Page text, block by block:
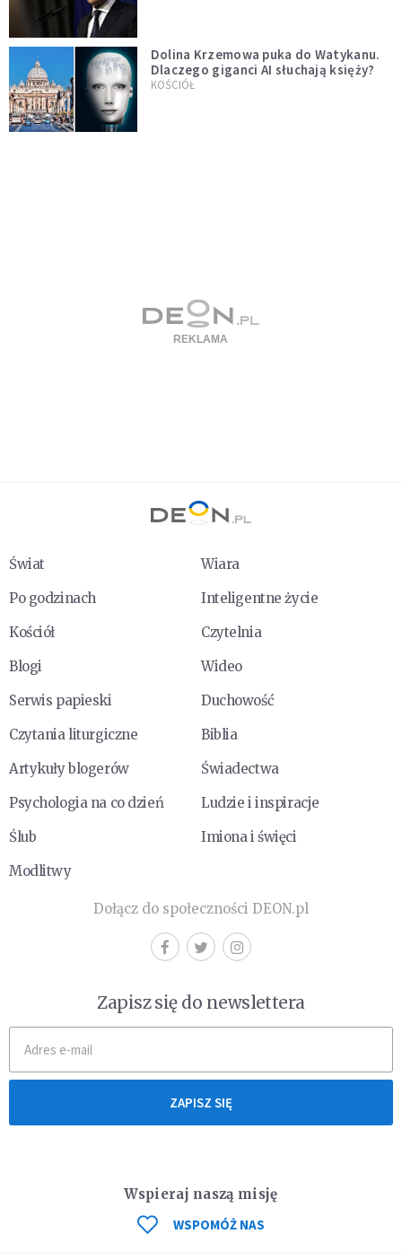
Dolina Krzemowa puka do Watykanu.
Dlaczego giganci AI słuchają księży?
KOŚCIÓŁ
Świat
Wiara
Po godzinach
Inteligentne życie
Kościół
Czytelnia
Blogi
Wideo
Serwis papieski
Duchowość
Czytania liturgiczne
Biblia
Artykuły blogerów
Świadectwa
Psychologia na co dzień
Ludzie i inspiracje
Ślub
Imiona i święci
Modlitwy
Dołącz do społeczności DEON.pl
Zapisz się do newslettera
ZAPISZ SIĘ
Wspieraj naszą misję
WSPOMÓŻ NAS